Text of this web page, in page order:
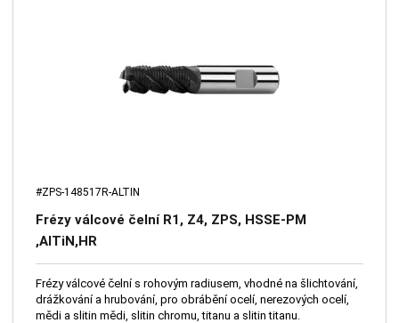
#ZPS-148517R-ALTIN
Frézy válcové čelní R1, Z4, ZPS, HSSE-PM
,AlTiN,HR
Frézy válcové čelní s rohovým radiusem, vhodné na šlichtování,
drážkování a hrubování, pro obrábění ocelí, nerezových ocelí,
mědi a slitin mědi, slitin chromu, titanu a slitin titanu.